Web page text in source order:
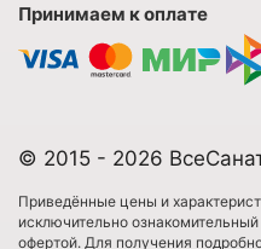
Принимаем к оплате
© 2015 - 2026
Приведённые цены и
исключительно
офертой. Для получения